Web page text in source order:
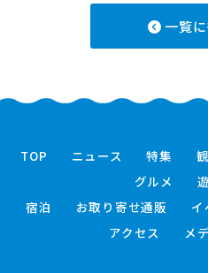
一覧
TOP ニュース 特集
グルメ
宿泊
お取り寄せ通販 イ
アクセス
メ